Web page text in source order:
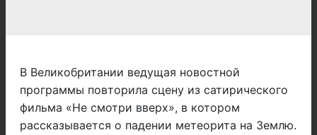
В Великобритании ведущая новостной
программы повторила сцену из сатирического
фильма «Не смотри вверх», в котором
рассказывается о падении метеорита на Землю.